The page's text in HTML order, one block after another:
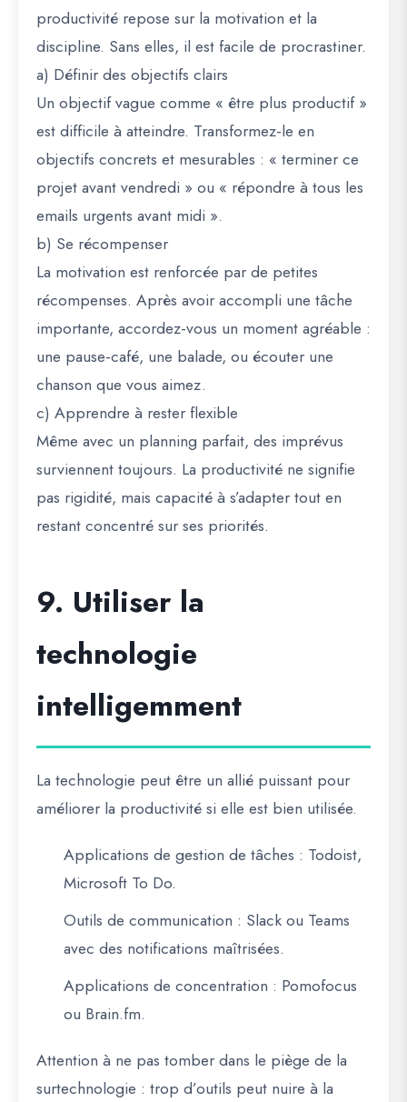
productivité repose sur la motivation et la
discipline. Sans elles, il est facile de procrastiner.
a) Définir des objectifs clairs
Un objectif vague comme « être plus productif »
est difficile à atteindre. Transformez-le en
objectifs concrets et mesurables : « terminer ce
projet avant vendredi » ou « répondre à tous les
emails urgents avant midi ».
b) Se récompenser
La motivation est renforcée par de petites
récompenses. Après avoir accompli une tâche
importante, accordez-vous un moment agréable :
une pause-café, une balade, ou écouter une
chanson que vous aimez.
c) Apprendre à rester flexible
Même avec un planning parfait, des imprévus
surviennent toujours. La productivité ne signifie
pas rigidité, mais capacité à s’adapter tout en
restant concentré sur ses priorités.
9. Utiliser la
technologie
intelligemment
La technologie peut être un allié puissant pour
améliorer la productivité si elle est bien utilisée.
Applications de gestion de tâches : Todoist,
Microsoft To Do.
Outils de communication : Slack ou Teams
avec des notifications maîtrisées.
Applications de concentration : Pomofocus
ou Brain.fm.
Attention à ne pas tomber dans le piège de la
surtechnologie : trop d’outils peut nuire à la